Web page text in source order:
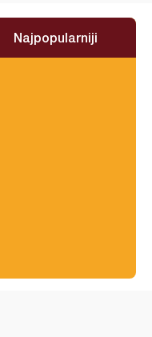
Najpopularniji